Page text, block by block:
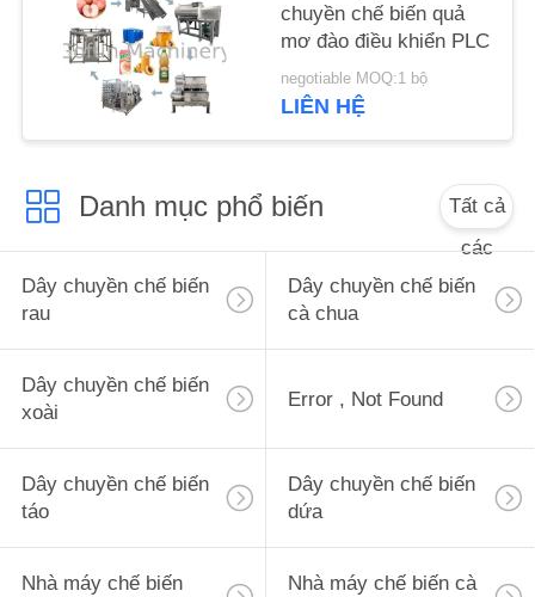
YÊU
SƠ
ĐỒ
TRANG
WEB
CHÍNH
SÁCH
BẢO
MẬT
chuyền chế biến quả
mơ đào điều khiển PLC
negotiable MOQ:1 bộ
LIÊN HỆ
Danh mục phổ biến
Tất cả
các
Dây chuyền chế biến
rau
Dây chuyền chế biến
cà chua
Dây chuyền chế biến
xoài
Error , Not Found
Dây chuyền chế biến
táo
Dây chuyền chế biến
dứa
Nhà máy chế biến Nhà máy chế biến cà